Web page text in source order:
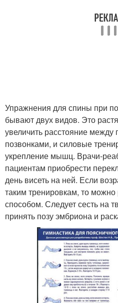
Упражнения для спины при
бывают двух видов. Это
увеличить расстояние
позвонками, и силовые
укрепление мышц. Врачи-
пациентам приобрести
день висеть на ней. Если
таким тренировкам, то можно
способом. Следует сесть на
принять позу эмбриона и